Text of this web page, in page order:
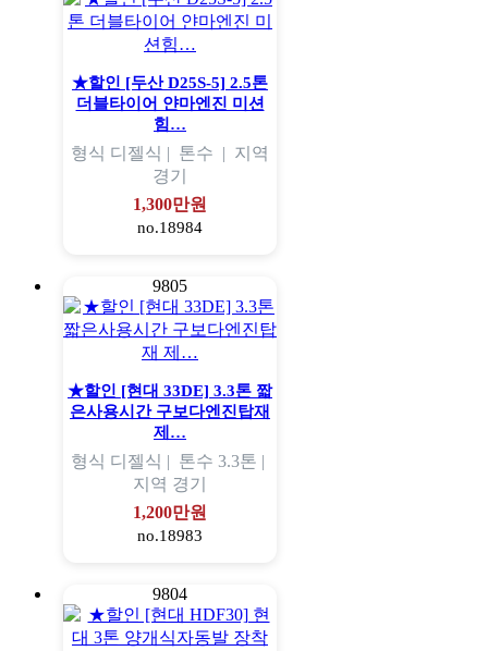
★할인 [두산 D25S-5] 2.5톤
더블타이어 얀마엔진 미션
힘…
형식 디젤식 | 톤수 | 지역
경기
1,300만원
no.18984
9805
★할인 [현대 33DE] 3.3톤 짧
은사용시간 구보다엔진탑재
제…
형식 디젤식 | 톤수 3.3톤 |
지역 경기
1,200만원
no.18983
9804